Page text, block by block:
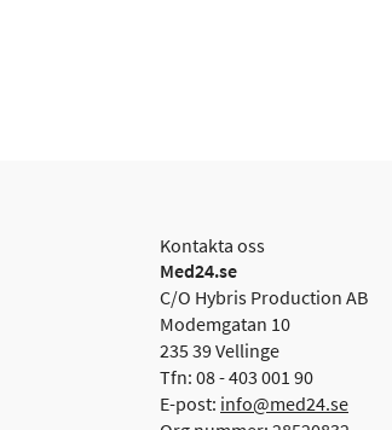
Kontakta oss
Med24.se
C/O Hybris Production AB
Modemgatan 10
235 39 Vellinge
Tfn: 08 - 403 001 90
E-post: info@med24.se